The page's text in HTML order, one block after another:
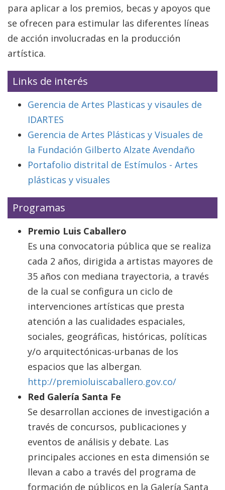
para aplicar a los premios, becas y apoyos que
se ofrecen para estimular las diferentes líneas
de acción involucradas en la producción
artística.
Links de interés
Gerencia de Artes Plasticas y visaules de
IDARTES
Gerencia de Artes Plásticas y Visuales de
la Fundación Gilberto Alzate Avendaño
Portafolio distrital de Estímulos - Artes
plásticas y visuales
Programas
Premio Luis Caballero
Es una convocatoria pública que se realiza
cada 2 años, dirigida a artistas mayores de
35 años con mediana trayectoria, a través
de la cual se configura un ciclo de
intervenciones artísticas que presta
atención a las cualidades espaciales,
sociales, geográficas, históricas, políticas
y/o arquitectónicas-urbanas de los
espacios que las albergan.
http://premioluiscaballero.gov.co/
Red Galería Santa Fe
Se desarrollan acciones de investigación a
través de concursos, publicaciones y
eventos de análisis y debate. Las
principales acciones en esta dimensión se
llevan a cabo a través del programa de
formación de públicos en la Galería Santa